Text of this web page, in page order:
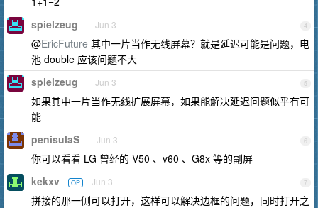
4
spielzeug Jun 3
@EricFuture 其中一片当作无线屏幕？就是延迟可能是问题，电
池 double 应该问题不大
5
spielzeug Jun 3
如果其中一片当作无线扩展屏幕，如果能解决延迟问题似乎有可
能
6
penisulaS Jun 3
你可以看看 LG 曾经的 V50 、v60 、G8x 等的副屏
7
kekxv OP Jun 3
拼接的那一侧可以打开，这样可以解决边框的问题，同时打开之